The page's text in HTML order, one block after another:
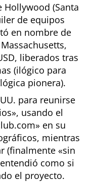
Hollywood (Santa
de equipos
en nombre de
liberados tras
(ilógico para
pionera).
para reunirse
, usando el
en su
mientras
(finalmente
sin
como si
el proyecto.